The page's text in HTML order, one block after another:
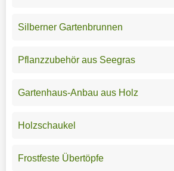
Silberner Gartenbrunnen
Pflanzzubehör aus Seegras
Gartenhaus-Anbau aus Holz
Holzschaukel
Frostfeste Übertöpfe